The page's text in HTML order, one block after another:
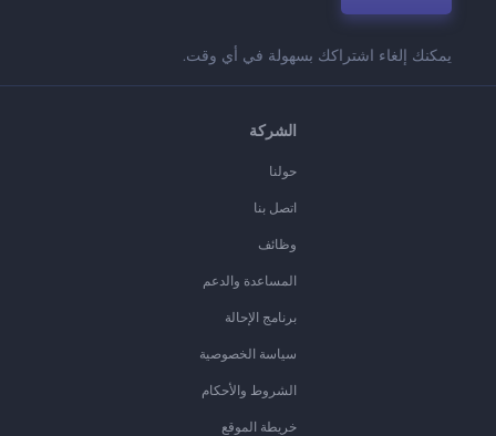
يمكنك إلغاء اشتراكك بسهولة في أي وقت.
الشركة
حولنا
اتصل بنا
وظائف
المساعدة والدعم
برنامج الإحالة
سياسة الخصوصية
الشروط والأحكام
خريطة الموقع